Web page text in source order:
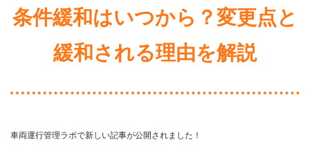
条件緩和はいつから？変更点と
緩和される理由を解説
車両運行管理ラボで新しい記事が公開されました！